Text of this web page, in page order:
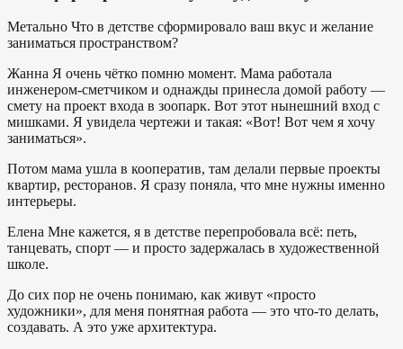
Метально Что в детстве сформировало ваш вкус и желание
заниматься пространством?
Жанна Я очень чётко помню момент. Мама работала
инженером-сметчиком и однажды принесла домой работу —
смету на проект входа в зоопарк. Вот этот нынешний вход с
мишками. Я увидела чертежи и такая: «Вот! Вот чем я хочу
заниматься».
Потом мама ушла в кооператив, там делали первые проекты
квартир, ресторанов. Я сразу поняла, что мне нужны именно
интерьеры.
Елена Мне кажется, я в детстве перепробовала всё: петь,
танцевать, спорт — и просто задержалась в художественной
школе.
До сих пор не очень понимаю, как живут «просто
художники», для меня понятная работа — это что-то делать,
создавать. А это уже архитектура.